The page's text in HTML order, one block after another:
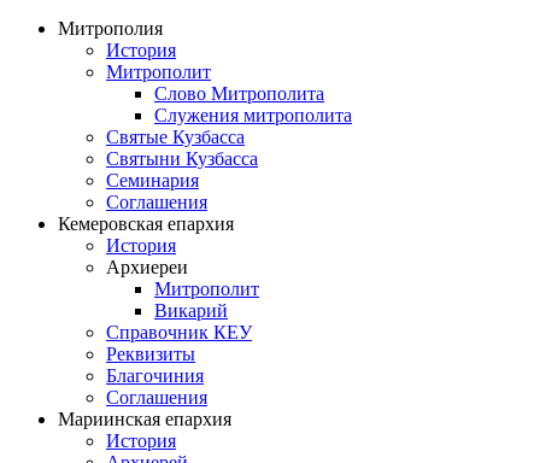
Митрополия
История
Митрополит
Слово Митрополита
Служения митрополита
Святые Кузбасса
Святыни Кузбасса
Семинария
Соглашения
Кемеровская епархия
История
Архиереи
Митрополит
Викарий
Справочник КЕУ
Реквизиты
Благочиния
Соглашения
Мариинская епархия
История